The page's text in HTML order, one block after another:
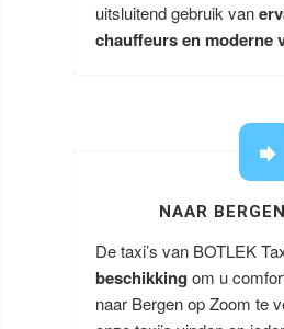
uitsluitend gebruik van
chauffeurs en moderne
NAAR
De taxi’s van BOTLEK
beschikking om u
naar Bergen op Zoom te